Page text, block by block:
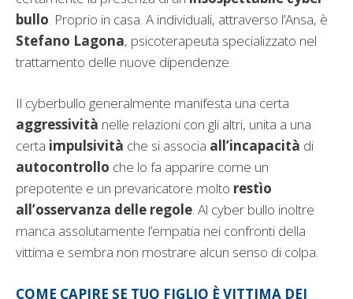
bullo. Proprio in casa. A individuali, attraverso l’Ansa, è
Stefano Lagona, psicoterapeuta specializzato nel
trattamento delle nuove dipendenze.
Il cyberbullo generalmente manifesta una certa
aggressività nelle relazioni con gli altri, unita a una
certa impulsività che si associa all’incapacità di
autocontrollo che lo fa apparire come un
prepotente e un prevaricatore molto restìo
all’osservanza delle regole. Al cyber bullo inoltre
manca assolutamente l’empatia nei confronti della
vittima e sembra non mostrare alcun senso di colpa.
COME CAPIRE SE TUO FIGLIO È VITTIMA DEI